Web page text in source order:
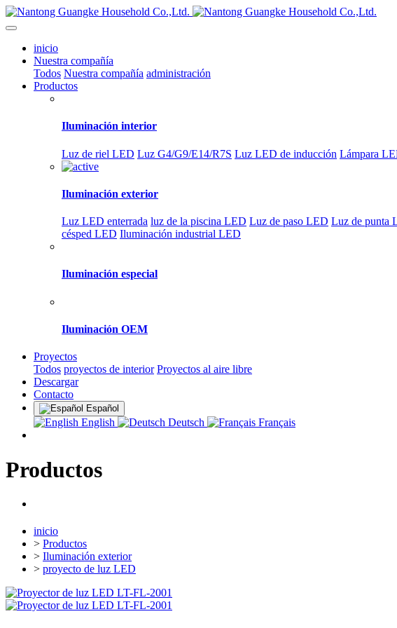
inicio
Nuestra compañía
Todos Nuestra compañía administración
Productos
Iluminación interior
Luz de riel LED Luz G4/G9/E14/R7S Luz LED de inducción Lámpara
Iluminación exterior
Luz LED enterrada luz de la piscina LED Luz de paso LED Luz de punta
césped LED Iluminación industrial LED
Iluminación especial
Iluminación OEM
Proyectos
Todos proyectos de interior Proyectos al aire libre
Descargar
Contacto
Español
English Deutsch Français
Productos
inicio
> Productos
> Iluminación exterior
> proyecto de luz LED